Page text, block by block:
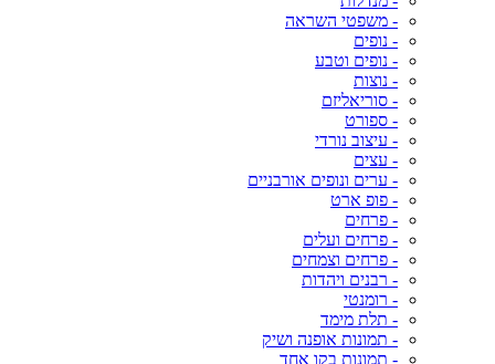
- משפטי השראה
- נופים
- נופים וטבע
- נוצות
- סוריאליזם
- ספורט
- עיצוב נורדי
- עצים
- ערים ונופים אורבניים
- פופ ארט
- פרחים
- פרחים ועלים
- פרחים וצמחים
- רבנים ויהדות
- רומנטי
- תלת מימד
- תמונות אופנה ושיק
- תמונות בקו אחד